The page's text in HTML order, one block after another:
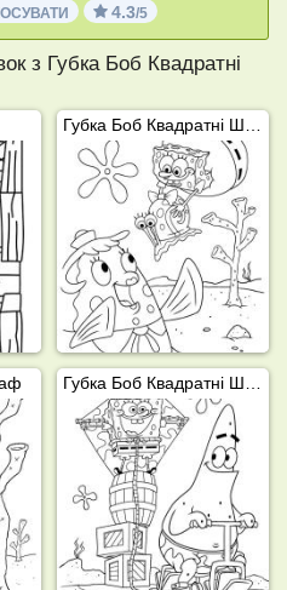
4.3/5
з Губка Боб Квадратні